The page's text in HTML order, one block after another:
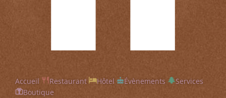
Accueil Restaurant Hôtel Évènements
Services
Boutique